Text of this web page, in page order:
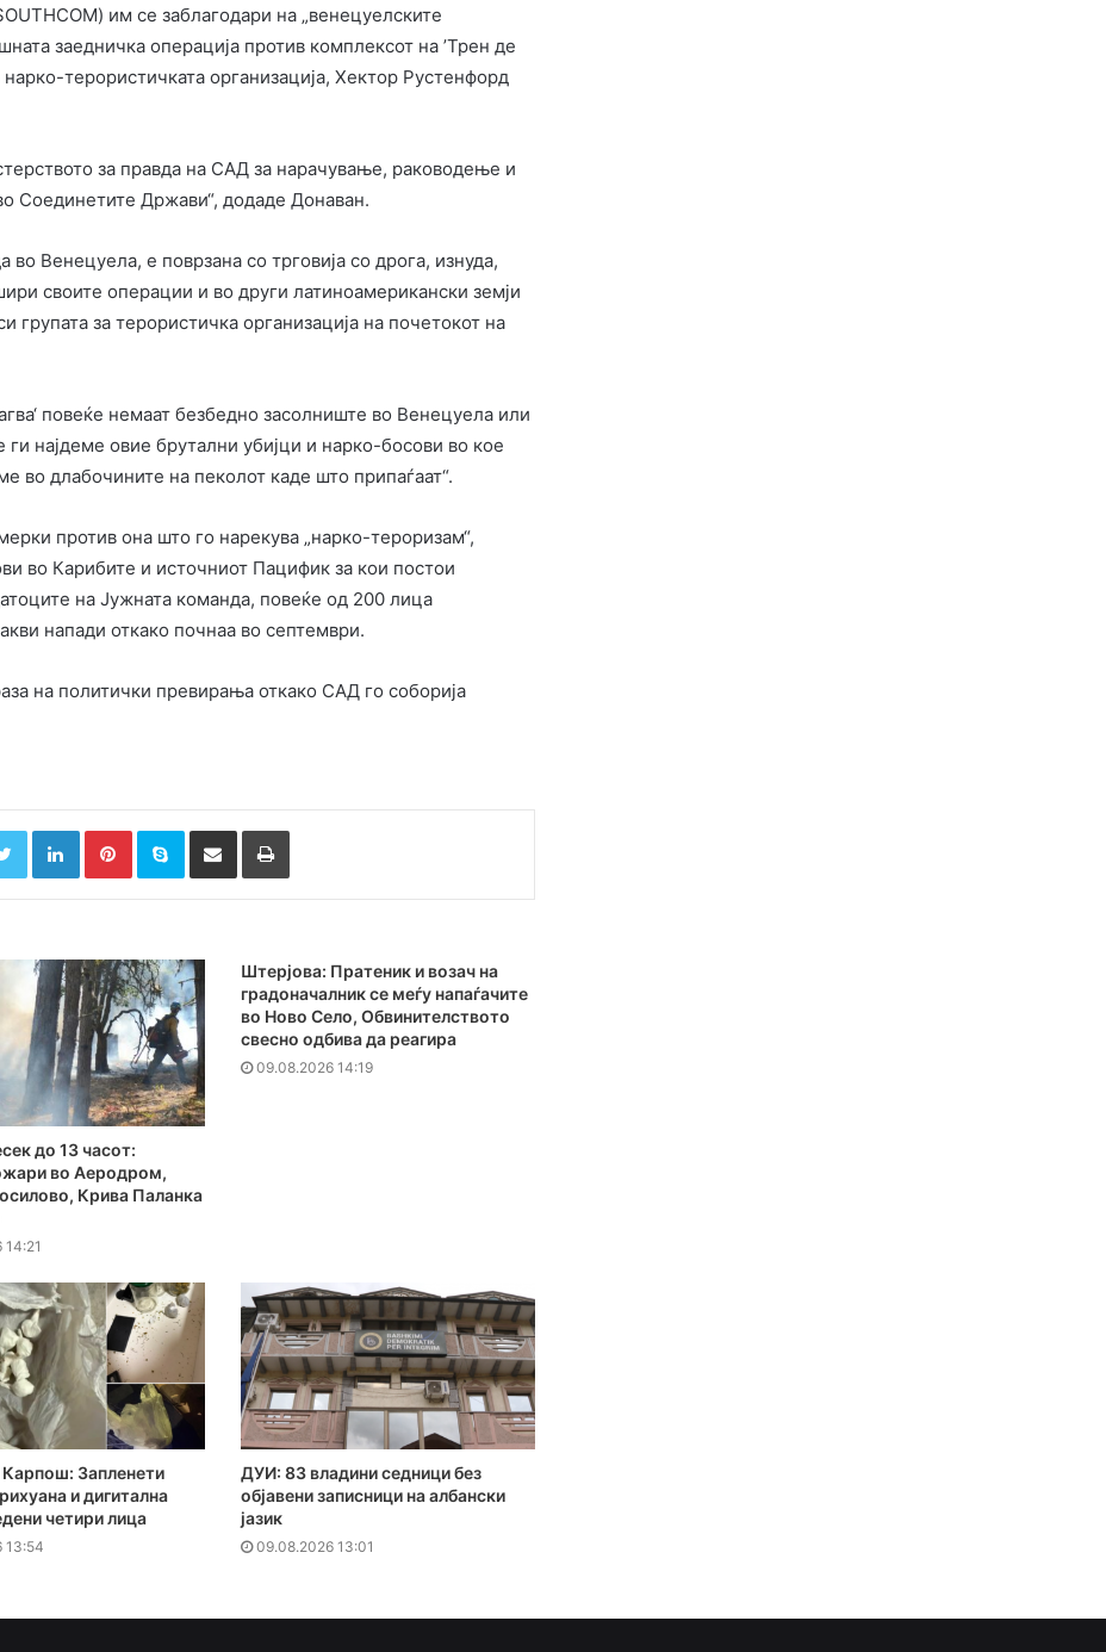
им се заблагодари на „венецуелските
заедничка операција против комплексот на ’Трен де
терористичката организација, Хектор Рустенфорд
за правда на САД за нарачување, раководење и
Соединетите Држави“, додаде Донаван.
во Венецуела, е поврзана со трговија со дрога, изнуда,
своите операции и во други латиноамерикански земји
групата за терористичка организација на почетокот на
повеќе немаат безбедно засолниште во Венецуела или
најдеме овие брутални убијци и нарко-босови во кое
во длабочините на пеколот каде што припаѓаат“.
против она што го нарекува „нарко-тероризам“,
во Карибите и источниот Пацифик за кои постои
на Јужната команда, повеќе од 200 лица
напади откако почнаа во септември.
на политички превирања откако САД го соборија
TwitterLinkedInPinterestSkype Сподели преку Е-маил Испринтај
до 13 часот:
во Аеродром,
Крива Паланка
Штерјова: Пратеник и возач на
градоначалник се меѓу напаѓачите
во Ново Село, Обвинителството
свесно одбива да реагира
09.08.2026 14:19
Запленети
и дигитална
четири лица
13:54
ДУИ: 83 владини седници без
објавени записници на албански
јазик
09.08.2026 13:01